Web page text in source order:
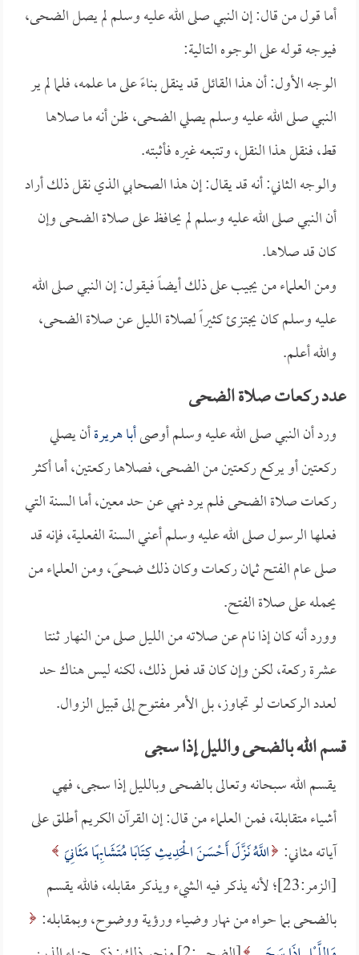
أما قول من قال: إن النبي صلى الله عليه وسلم لم يصل الضحى،
فيوجه قوله على الوجوه التالية:
الوجه الأول: أن هذا القائل قد ينقل بناءً على ما علمه، فلما لم ير
النبي صلى الله عليه وسلم يصلي الضحى، ظن أنه ما صلاها
قط، فنقل هذا النقل، وتتبعه غيره فأثبته.
والوجه الثاني: أنه قد يقال: إن هذا الصحابي الذي نقل ذلك أراد
أن النبي صلى الله عليه وسلم لم يحافظ على صلاة الضحى وإن
كان قد صلاها.
ومن العلماء من يجيب على ذلك أيضاً فيقول: إن النبي صلى الله
عليه وسلم كان يجتزئ كثيراً لصلاة الليل عن صلاة الضحى،
والله أعلم.
عدد ركعات صلاة الضحى
ورد أن النبي صلى الله عليه وسلم أوصىأبا هريرةأن يصلي
ركعتين أو يركع ركعتين من الضحى، فصلاها ركعتين، أما أكثر
ركعات صلاة الضحى فلم يرد نهي عن حد معين، أما السنة التي
فعلها الرسول صلى الله عليه وسلم أعني السنة الفعلية، فإنه قد
صلى عام الفتح ثمان ركعات وكان ذلك ضحىً، ومن العلماء من
يحمله على صلاة الفتح.
وورد أنه كان إذا نام عن صلاته من الليل صلى من النهار ثنتا
عشرة ركعة، لكن وإن كان قد فعل ذلك، لكنه ليس هناك حد
لعدد الركعات لو تجاوز، بل الأمر مفتوح إلى قبيل الزوال.
قسم الله بالضحى والليل إذا سجى
يقسم الله سبحانه وتعالى بالضحى وبالليل إذا سجى، فهي
أشياء متقابلة، فمن العلماء من قال: إن القرآن الكريم أطلق على
آياته مثاني: اللَّهُ نَزَّلَ أَحْسَنَ الْحَدِيثِ كِتَابًا مُتَشَابِهًا مَثَانِيَ
[الزمر:23]؛ لأنه يذكر فيه الشيء ويذكر مقابله، فالله يقسم
بالضحى بما حواه من نهار وضياء ورؤية ووضوح، وبمقابله: